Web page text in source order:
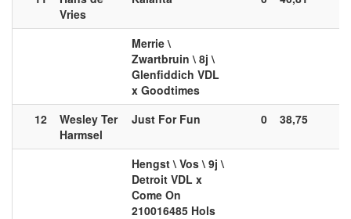
Vries
Merrie \
Zwartbruin \ 8j \
Glenfiddich VDL
x Goodtimes
12
Wesley Ter
Harmsel
Just For Fun 0 38,75
Hengst \ Vos \ 9j \
Detroit VDL x
Come On
210016485 Hols